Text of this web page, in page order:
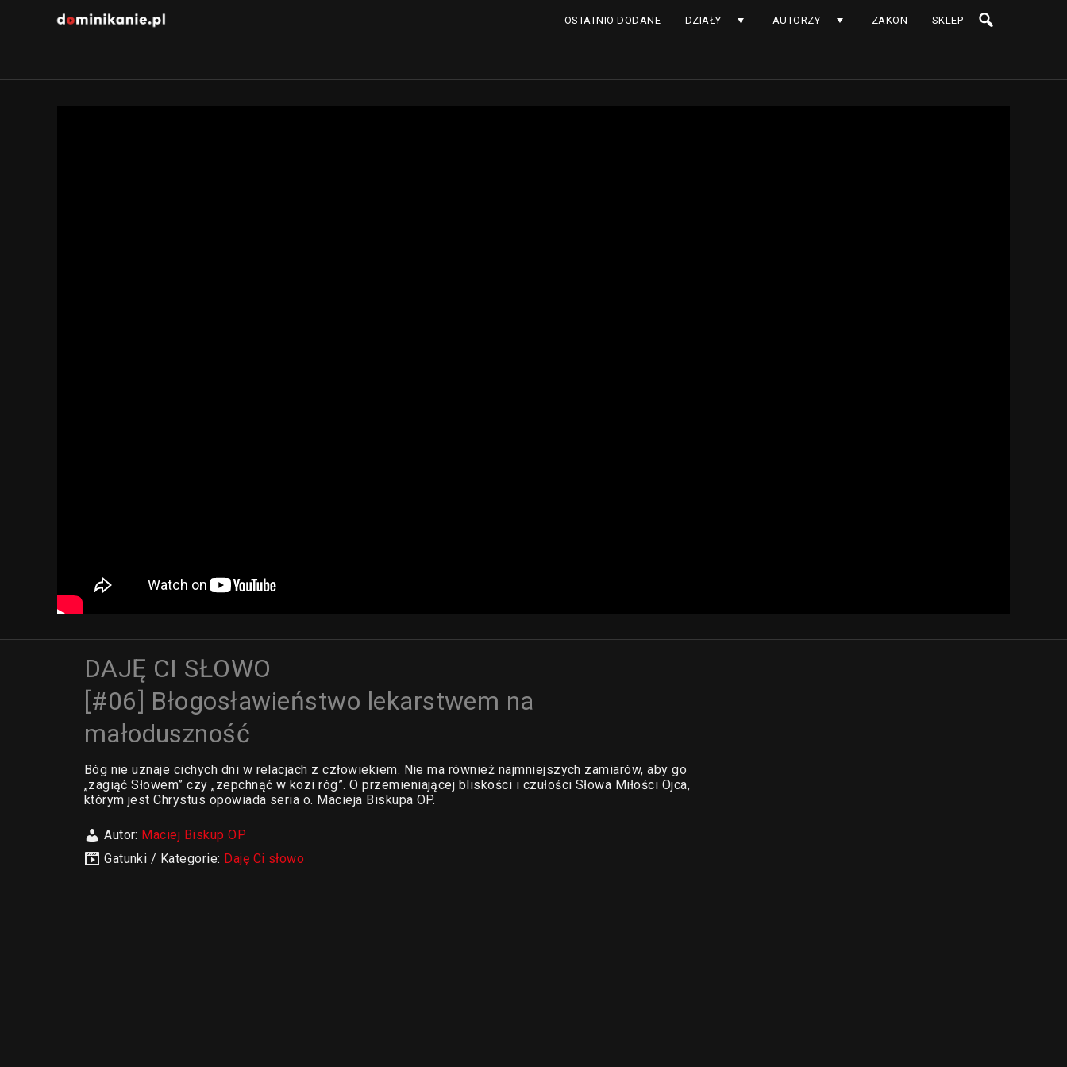
OSTATNIO DODANE DZIAŁY AUTORZY ZAKON SKLEP
DAJĘ CI SŁOWO
[#06] Błogosławieństwo lekarstwem na
małoduszność
Bóg nie uznaje cichych dni w relacjach z człowiekiem. Nie ma również najmniejszych zamiarów, aby go
„zagiąć Słowem” czy „zepchnąć w kozi róg”. O przemieniającej bliskości i czułości Słowa Miłości Ojca,
którym jest Chrystus opowiada seria o. Macieja Biskupa OP.
Autor: Maciej Biskup OP
Gatunki / Kategorie: Daję Ci słowo